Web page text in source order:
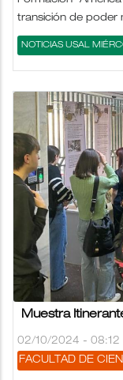
transición de poder
NOTICIAS USAL
Muestra
02/10/2024 - 08:12
FACULTAD DE